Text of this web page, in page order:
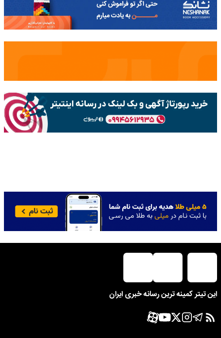
این تیتر کمینه ترین رسانه خبری ایران